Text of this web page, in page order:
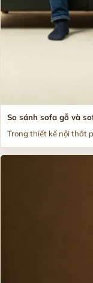
So sánh sofa gỗ và
Trong thiết kế nội thất